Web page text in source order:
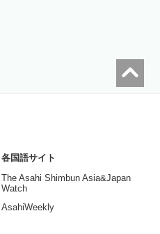
各国語サイト
The Asahi Shimbun Asia&Japan
Watch
AsahiWeekly